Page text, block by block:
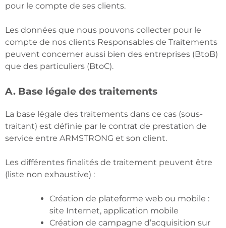
pour le compte de ses clients.
Les données que nous pouvons collecter pour le
compte de nos clients Responsables de Traitements
peuvent concerner aussi bien des entreprises (BtoB)
que des particuliers (BtoC).
A. Base légale des traitements
La base légale des traitements dans ce cas (sous-
traitant) est définie par le contrat de prestation de
service entre ARMSTRONG et son client.
Les différentes finalités de traitement peuvent être
(liste non exhaustive) :
Création de plateforme web ou mobile :
site Internet, application mobile
Création de campagne d’acquisition sur